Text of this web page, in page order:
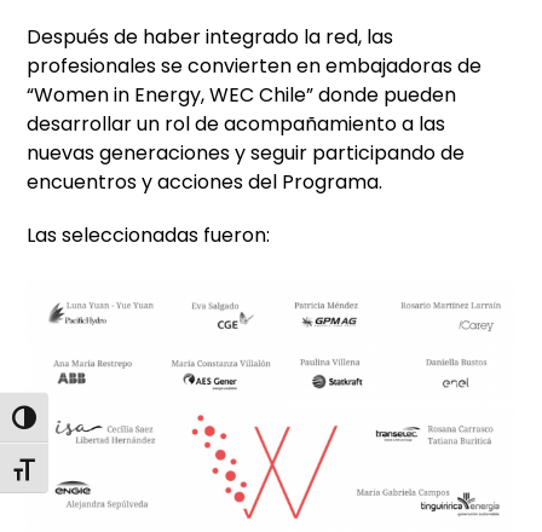
Alternar alto contraste
Alternar tamaño de letra
Después de haber integrado la red, las
profesionales se convierten en embajadoras de
“Women in Energy, WEC Chile” donde pueden
desarrollar un rol de acompañamiento a las
nuevas generaciones y seguir participando de
encuentros y acciones del Programa.
Las seleccionadas fueron: